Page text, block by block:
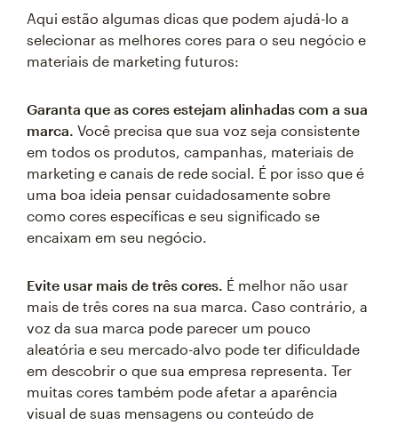
Aqui estão algumas dicas que podem ajudá-lo a
selecionar as melhores cores para o seu negócio e
materiais de marketing futuros:
Garanta que as cores estejam alinhadas com a sua
marca. Você precisa que sua voz seja consistente
em todos os produtos, campanhas, materiais de
marketing e canais de rede social. É por isso que é
uma boa ideia pensar cuidadosamente sobre
como cores específicas e seu significado se
encaixam em seu negócio.
Evite usar mais de três cores. É melhor não usar
mais de três cores na sua marca. Caso contrário, a
voz da sua marca pode parecer um pouco
aleatória e seu mercado-alvo pode ter dificuldade
em descobrir o que sua empresa representa. Ter
muitas cores também pode afetar a aparência
visual de suas mensagens ou conteúdo de